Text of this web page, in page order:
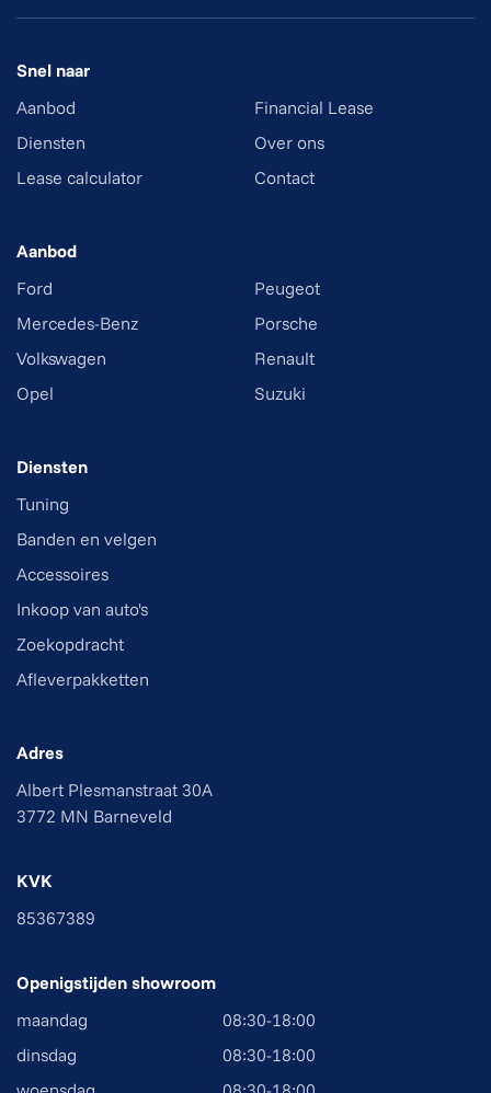
Snel naar
Aanbod
Diensten
Lease calculator
Financial Lease
Over ons
Contact
Aanbod
Ford
Mercedes-Benz
Volkswagen
Opel
Peugeot
Porsche
Renault
Suzuki
Diensten
Tuning
Banden en velgen
Accessoires
Inkoop van auto's
Zoekopdracht
Afleverpakketten
Adres
Albert Plesmanstraat 30A
3772 MN Barneveld
KVK
85367389
Openigstijden showroom
maandag
08:30-18:00
dinsdag
08:30-18:00